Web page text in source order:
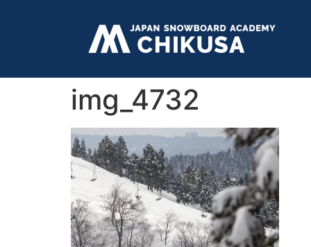
img_4732